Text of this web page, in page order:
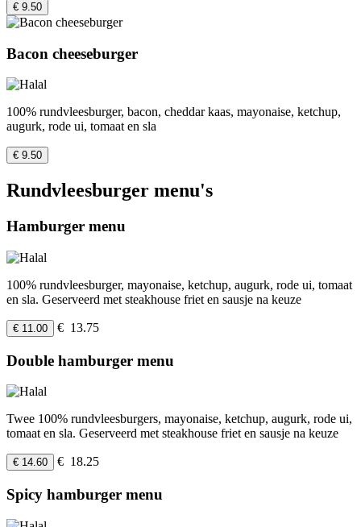
€ 9.50
Bacon cheeseburger
100% rundvleesburger, bacon, cheddar kaas, mayonaise, ketchup,
augurk, rode ui, tomaat en sla
€ 9.50
Rundvleesburger menu's
Hamburger menu
100% rundvleesburger, mayonaise, ketchup, augurk, rode ui, tomaat
en sla. Geserveerd met steakhouse friet en sausje na keuze
€ 11.00 € 13.75
Double hamburger menu
Twee 100% rundvleesburgers, mayonaise, ketchup, augurk, rode ui,
tomaat en sla. Geserveerd met steakhouse friet en sausje na keuze
€ 14.60 € 18.25
Spicy hamburger menu